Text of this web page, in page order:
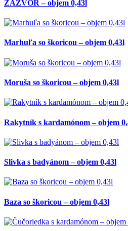
ZÁZVOR – objem 0,43l
Marhuľa so škoricou – objem 0,43l
Moruša so škoricou – objem 0,43l
Rakytník s kardamónom – objem
Slivka s badyánom – objem 0,43l
Baza so škoricou – objem 0,43l